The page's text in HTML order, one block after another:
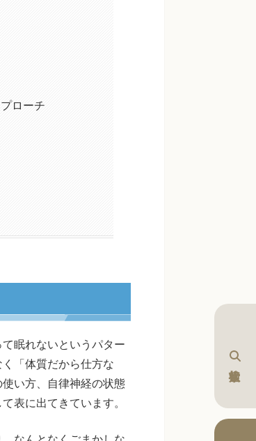
ローチ
眠れないというパター
「体質だから仕方な
い方、自律神経の状態
表に出てきています。